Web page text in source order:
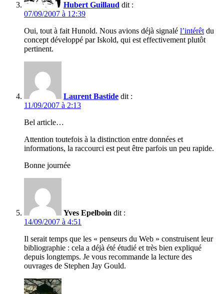
Hubert Guillaud dit :
07/09/2007 à 12:39
Oui, tout à fait Hunold. Nous avions déjà signalé l’intérêt du
concept développé par Iskold, qui est effectivement plutôt
pertinent.
Laurent Bastide dit :
11/09/2007 à 2:13
Bel article…
Attention toutefois à la distinction entre données et
informations, la raccourci est peut être parfois un peu rapide.
Bonne journée
Yves Epelboin dit :
14/09/2007 à 4:51
Il serait temps que les « penseurs du Web » construisent leur
bibliographie : cela a déjà été étudié et très bien expliqué
depuis longtemps. Je vous recommande la lecture des
ouvrages de Stephen Jay Gould.